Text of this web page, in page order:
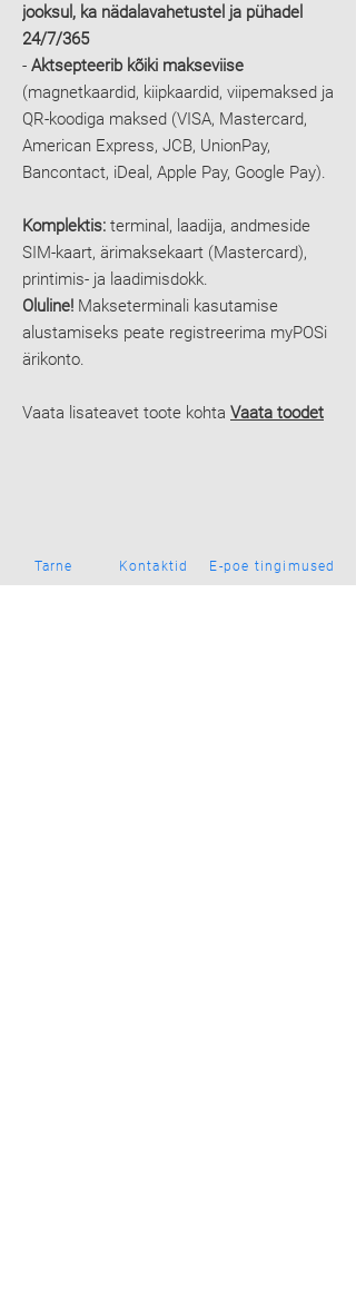
jooksul, ka nädalavahetustel ja pühadel
24/7/365
- Aktsepteerib kõiki makseviise
(magnetkaardid, kiipkaardid, viipemaksed ja
QR-koodiga maksed (VISA, Mastercard,
American Express, JCB, UnionPay,
Bancontact, iDeal, Apple Pay, Google Pay).
Komplektis: terminal, laadija, andmeside
SIM-kaart, ärimaksekaart (Mastercard),
printimis- ja laadimisdokk.
Oluline! Makseterminali kasutamise
alustamiseks peate registreerima myPOSi
ärikonto.
Vaata lisateavet toote kohta Vaata toodet
Tarne Kontaktid E-poe tingimused